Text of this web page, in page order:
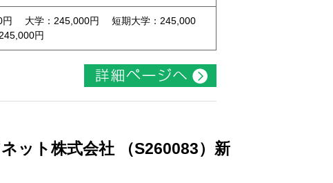
円 大学：245,000円 短期大学：245,000
円
ット株式会社 （S260083）新